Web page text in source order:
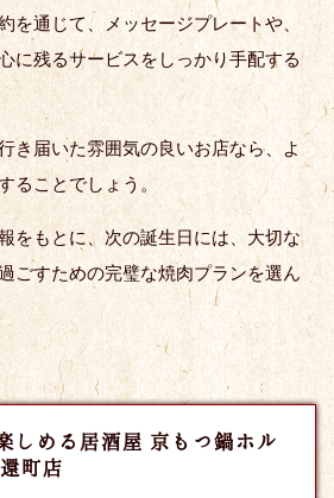
を通じて、メッセージプレートや、
に残るサービスをしっかり手配する
き届いた雰囲気の良いお店なら、よ
ることでしょう。
をもとに、次の誕生日には、大切な
ごすための完璧な焼肉プランを選ん
しめる居酒屋 京もつ鍋ホル
町店